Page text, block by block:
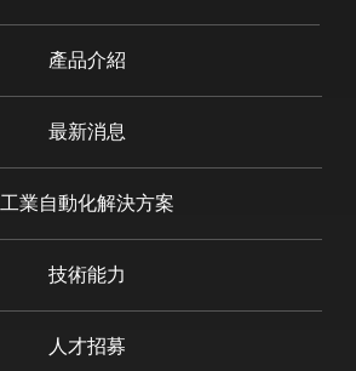
產品介紹
最新消息
工業自動化解決方案
技術能力
人才招募